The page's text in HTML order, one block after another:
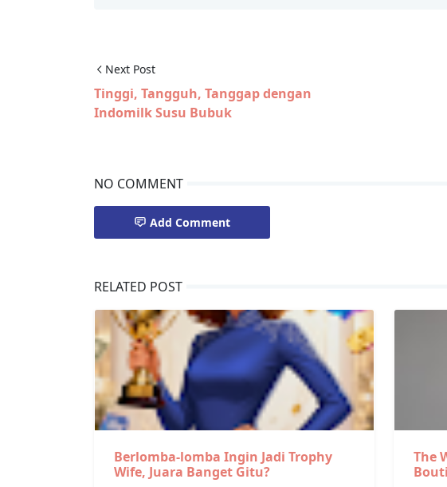
Next Post
Tinggi, Tangguh, Tanggap dengan
Indomilk Susu Bubuk
NO COMMENT
Add Comment
RELATED POST
Berlomba-lomba Ingin Jadi Trophy
Wife, Juara Banget Gitu?
The